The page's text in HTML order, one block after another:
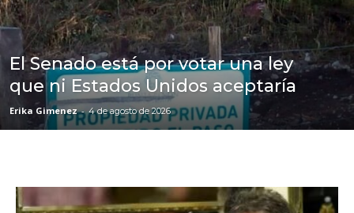
El Senado está por votar una ley
que ni Estados Unidos aceptaría
Erika Gimenez - 4 de agosto de 2026